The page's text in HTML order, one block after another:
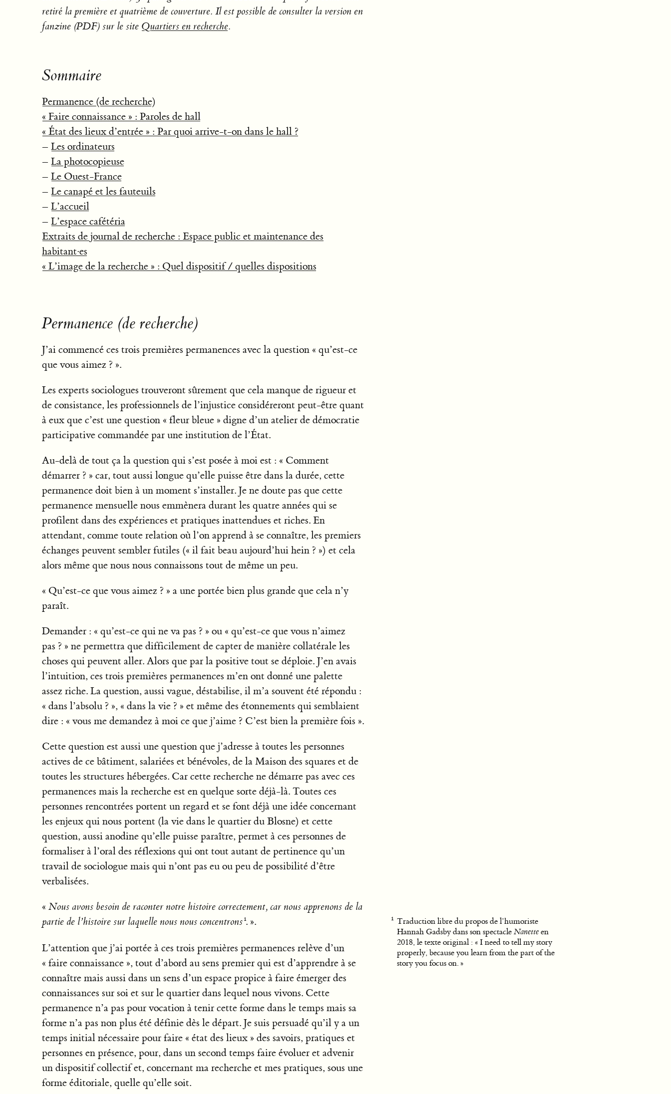
retiré la première et quatrième de couverture. Il est possible de consulter la version en
fanzine (PDF) sur le site Quartiers en recherche.
Sommaire
Permanence (de recherche)
« Faire connaissance » : Paroles de hall
« État des lieux d’entrée » : Par quoi arrive-t-on dans le hall ?
– Les ordinateurs
– La photocopieuse
– Le Ouest-France
– Le canapé et les fauteuils
– L’accueil
– L’espace cafétéria
Extraits de journal de recherche : Espace public et maintenance des
habitant·es
« L’image de la recherche » : Quel dispositif / quelles dispositions
Permanence (de recherche)
J’ai commencé ces trois premières permanences avec la question « qu’est-ce
que vous aimez ? ».
Les experts sociologues trouveront sûrement que cela manque de rigueur et
de consistance, les professionnels de l’injustice considéreront peut-être quant
à eux que c’est une question « fleur bleue » digne d’un atelier de démocratie
participative commandée par une institution de l’État.
Au-delà de tout ça la question qui s’est posée à moi est : « Comment
démarrer ? » car, tout aussi longue qu’elle puisse être dans la durée, cette
permanence doit bien à un moment s’installer. Je ne doute pas que cette
permanence mensuelle nous emmènera durant les quatre années qui se
profilent dans des expériences et pratiques inattendues et riches. En
attendant, comme toute relation où l’on apprend à se connaître, les premiers
échanges peuvent sembler futiles (« il fait beau aujourd’hui hein ? ») et cela
alors même que nous nous connaissons tout de même un peu.
« Qu’est-ce que vous aimez ? » a une portée bien plus grande que cela n’y
paraît.
Demander : « qu’est-ce qui ne va pas ? » ou « qu’est-ce que vous n’aimez
pas ? » ne permettra que difficilement de capter de manière collatérale les
choses qui peuvent aller. Alors que par la positive tout se déploie. J’en avais
l’intuition, ces trois premières permanences m’en ont donné une palette
assez riche. La question, aussi vague, déstabilise, il m’a souvent été répondu :
« dans l’absolu ? », « dans la vie ? » et même des étonnements qui semblaient
dire : « vous me demandez à moi ce que j’aime ? C’est bien la première fois ».
Cette question est aussi une question que j’adresse à toutes les personnes
actives de ce bâtiment, salariées et bénévoles, de la Maison des squares et de
toutes les structures hébergées. Car cette recherche ne démarre pas avec ces
permanences mais la recherche est en quelque sorte déjà-là. Toutes ces
personnes rencontrées portent un regard et se font déjà une idée concernant
les enjeux qui nous portent (la vie dans le quartier du Blosne) et cette
question, aussi anodine qu’elle puisse paraître, permet à ces personnes de
formaliser à l’oral des réflexions qui ont tout autant de pertinence qu’un
travail de sociologue mais qui n’ont pas eu ou peu de possibilité d’être
verbalisées.
« Nous avons besoin de raconter notre histoire correctement, car nous apprenons de la
partie de l’histoire sur laquelle nous nous concentrons
Traduction libre du propos de l’humoriste
Hannah Gadsby dans son spectacleNanette en
2018, le texte original : « I need to tell my story
properly, because you learn from the part of the
story you focus on. »
. ».
L’attention que j’ai portée à ces trois premières permanences relève d’un
« faire connaissance », tout d’abord au sens premier qui est d’apprendre à se
connaître mais aussi dans un sens d’un espace propice à faire émerger des
connaissances sur soi et sur le quartier dans lequel nous vivons. Cette
permanence n’a pas pour vocation à tenir cette forme dans le temps mais sa
forme n’a pas non plus été définie dès le départ. Je suis persuadé qu’il y a un
temps initial nécessaire pour faire « état des lieux » des savoirs, pratiques et
personnes en présence, pour, dans un second temps faire évoluer et advenir
un dispositif collectif et, concernant ma recherche et mes pratiques, sous une
forme éditoriale, quelle qu’elle soit.